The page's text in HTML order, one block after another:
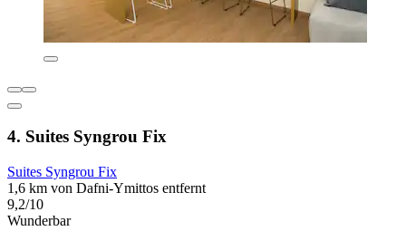
4. Suites Syngrou Fix
Suites Syngrou Fix
1,6 km von Dafni-Ymittos entfernt
9,2/10
Wunderbar